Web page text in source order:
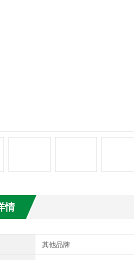
剂盒
情
其他品牌